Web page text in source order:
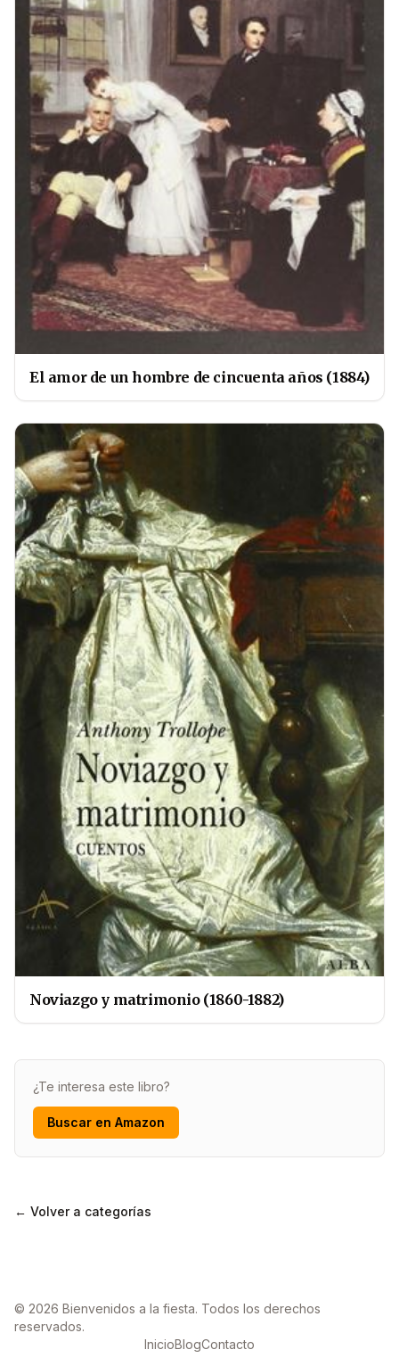
El amor de un hombre de cincuenta años (1884)
Noviazgo y matrimonio (1860-1882)
¿Te interesa este libro?
Buscar en Amazon
← Volver a categorías
© 2026 Bienvenidos a la fiesta. Todos los derechos
reservados.
InicioBlogContacto